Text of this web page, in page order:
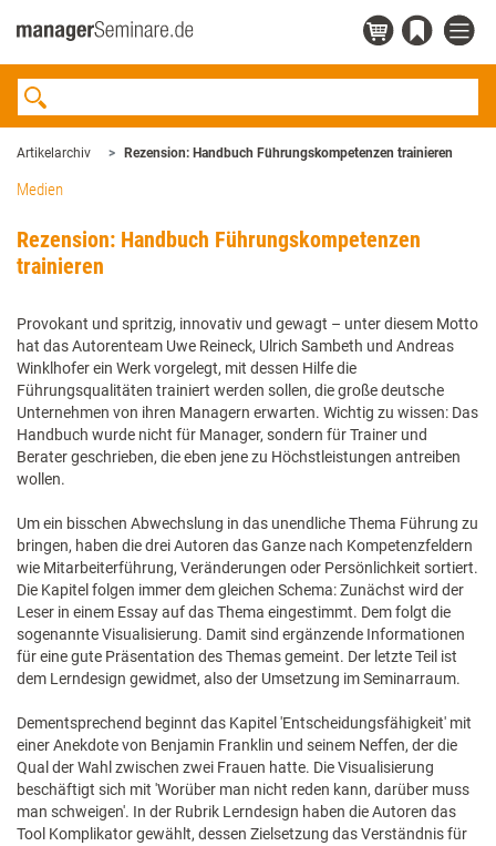
Artikelarchiv Rezension: Handbuch Führungskompetenzen trainieren
Medien
Rezension: Handbuch Führungskompetenzen
trainieren
Provokant und spritzig, innovativ und gewagt – unter diesem Motto
hat das Autorenteam Uwe Reineck, Ulrich Sambeth und Andreas
Winklhofer ein Werk vorgelegt, mit dessen Hilfe die
Führungsqualitäten trainiert werden sollen, die große deutsche
Unternehmen von ihren Managern erwarten. Wichtig zu wissen: Das
Handbuch wurde nicht für Manager, sondern für Trainer und
Berater geschrieben, die eben jene zu Höchstleistungen antreiben
wollen.
Um ein bisschen Abwechslung in das unendliche Thema Führung zu
bringen, haben die drei Autoren das Ganze nach Kompetenzfeldern
wie Mitarbeiterführung, Veränderungen oder Persönlichkeit sortiert.
Die Kapitel folgen immer dem gleichen Schema: Zunächst wird der
Leser in einem Essay auf das Thema eingestimmt. Dem folgt die
sogenannte Visualisierung. Damit sind ergänzende Informationen
für eine gute Präsentation des Themas gemeint. Der letzte Teil ist
dem Lerndesign gewidmet, also der Umsetzung im Seminarraum.
Dementsprechend beginnt das Kapitel 'Entscheidungsfähigkeit' mit
einer Anekdote von Benjamin Franklin und seinem Neffen, der die
Qual der Wahl zwischen zwei Frauen hatte. Die Visualisierung
beschäftigt sich mit 'Worüber man nicht reden kann, darüber muss
man schweigen'. In der Rubrik Lerndesign haben die Autoren das
Tool Komplikator gewählt, dessen Zielsetzung das Verständnis für